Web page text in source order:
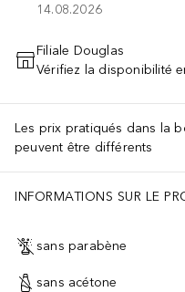
14.08.2026
Filiale Douglas
Vérifiez la disponibilité
Les prix pratiqués dans la
peuvent être différents
INFORMATIONS SUR LE
sans parabène
sans acétone